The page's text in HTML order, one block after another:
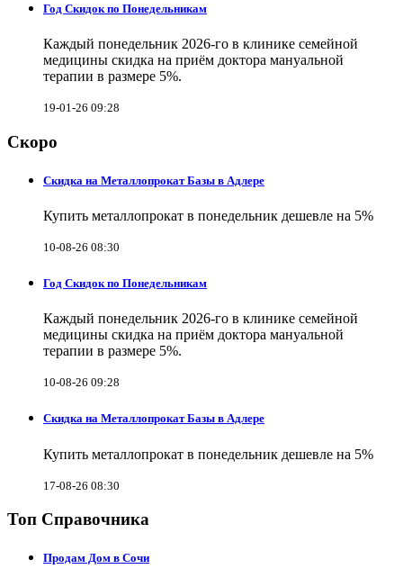
Год Скидок по Понедельникам
Каждый понедельник 2026-го в клинике семейной
медицины скидка на приём доктора мануальной
терапии в размере 5%.
19-01-26 09:28
Скоро
Скидка на Металлопрокат Базы в Адлере
Купить металлопрокат в понедельник дешевле на 5%
10-08-26 08:30
Год Скидок по Понедельникам
Каждый понедельник 2026-го в клинике семейной
медицины скидка на приём доктора мануальной
терапии в размере 5%.
10-08-26 09:28
Скидка на Металлопрокат Базы в Адлере
Купить металлопрокат в понедельник дешевле на 5%
17-08-26 08:30
Топ Справочника
Продам Дом в Сочи